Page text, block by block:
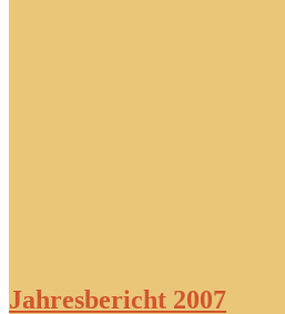
Jahresbericht 2007